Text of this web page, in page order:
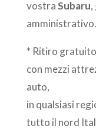
vostraSubaru
amministrativo.
* Ritiro
con mezzi
auto,
in qualsiasi
tutto il nord